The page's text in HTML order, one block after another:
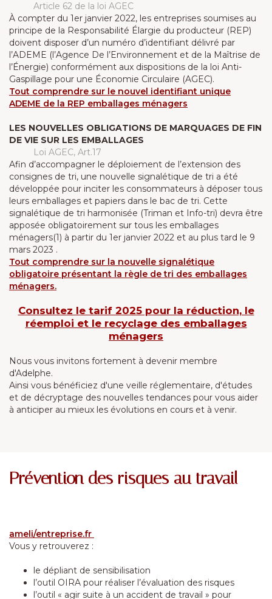
Article 62 de la loi AGEC
À compter du 1er janvier 2022, les entreprises soumises au
principe de la Responsabilité Élargie du producteur (REP)
doivent disposer d’un numéro d’identifiant délivré par
l’ADEME (l’Agence De l’Environnement et de la Maîtrise de
l’Énergie) conformément aux dispositions de la loi Anti-
Gaspillage pour une Économie Circulaire (AGEC).
Tout comprendre sur le nouvel identifiant unique
ADEME de la REP emballages ménagers
LES NOUVELLES OBLIGATIONS DE MARQUAGES DE FIN
DE VIE SUR LES EMBALLAGES
Loi AGEC, Art.17
Afin d’accompagner le déploiement de l’extension des
consignes de tri, une nouvelle signalétique de tri a été
développée pour inciter les consommateurs à déposer tous
leurs emballages et papiers dans le bac de tri. Cette
signalétique de tri harmonisée (Triman et Info-tri) devra être
apposée obligatoirement sur tous les emballages
ménagers(1) à partir du 1er janvier 2022 et au plus tard le 9
mars 2023 .
Tout comprendre sur la nouvelle signalétique
obligatoire présentant la règle de tri des emballages
ménagers.
Consultez le tarif 2025 pour la réduction, le
réemploi et le recyclage des emballages
ménagers
Nous vous invitons fortement à devenir membre
d'Adelphe.
Ainsi vous bénéficiez d'une veille réglementaire, d'études
et de décryptage des nouvelles tendances pour vous aider
à anticiper au mieux les évolutions en cours et à venir.
Prévention des risques au travail
ameli/entreprise.fr
Vous y retrouverez :
le dépliant de sensibilisation
l’outil OIRA pour réaliser l’évaluation des risques
l’outil « agir suite à un accident de travail » pour